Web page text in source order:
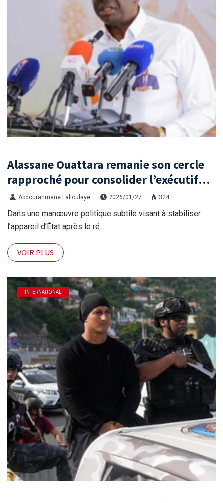
Alassane Ouattara remanie son cercle
rapproché pour consolider l’exécutif
ivoirien.
Abdourahmane Falloulaye 2026/01/27 324
Dans une manœuvre politique subtile visant à stabiliser
l’appareil d’État après le ré...
VOIR PLUS
INTERNATIONAL